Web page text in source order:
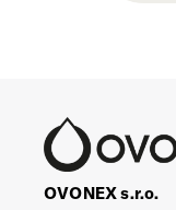
OVONEX s.r.o.